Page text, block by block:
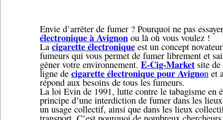
Envie d’arrêter de fumer ? Pourquoi ne pas
électronique à Avignon ou là où vous voulez !
La cigarette électronique est un concept
fumeurs qui vous permet de fumer librement et
gêner votre environnement. E-Cig-Market site
ligne de cigarette électronique pour Avignon et
répond aux besoins de tous les fumeurs.
La loi Evin de 1991, lutte contre le tabagisme en
principe d’une interdiction de fumer dans les
un usage collectif, ainsi que dans les lieux